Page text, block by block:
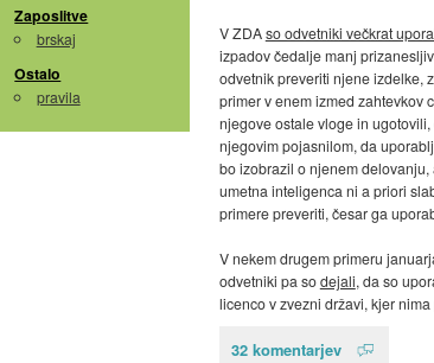
Zaposlitve
brskaj
Ostalo
pravila
V ZDAso odvetniki večkrat
izpadov čedalje manj
odvetnik preveriti njene izdelke,
primer v enem izmed zahtevkov
njegove ostale vloge in
njegovim pojasnilom, da
bo izobrazil o njenem
umetna inteligenca ni a priori
primere preveriti, česar ga
V nekem drugem primeru
odvetniki pa sodejali, da so
licenco v zvezni državi, kjer
32 komentarjev